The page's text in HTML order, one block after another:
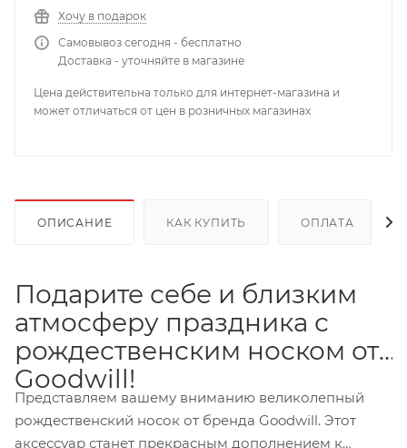
Хочу в подарок
Самовывоз сегодня - бесплатно
Доставка - уточняйте в магазине
Цена действительна только для интернет-магазина и
может отличаться от цен в розничных магазинах
ОПИСАНИЕ КАК КУПИТЬ ОПЛАТА
Подарите себе и близким
атмосферу праздника с
рождественским носком от
Goodwill!
Представляем вашему вниманию великолепный
рождественский носок от бренда Goodwill. Этот
аксессуар станет прекрасным дополнением к